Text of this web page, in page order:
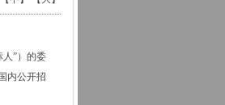
人”）的委
内公开招